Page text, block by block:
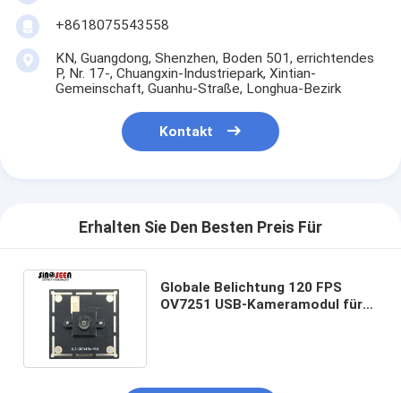
+8618075543558
KN, Guangdong, Shenzhen, Boden 501, errichtendes
P, Nr. 17-, Chuangxin-Industriepark, Xintian-
Gemeinschaft, Guanhu-Straße, Longhua-Bezirk
Kontakt
Erhalten Sie Den Besten Preis Für
Globale Belichtung 120 FPS
OV7251 USB-Kameramodul für